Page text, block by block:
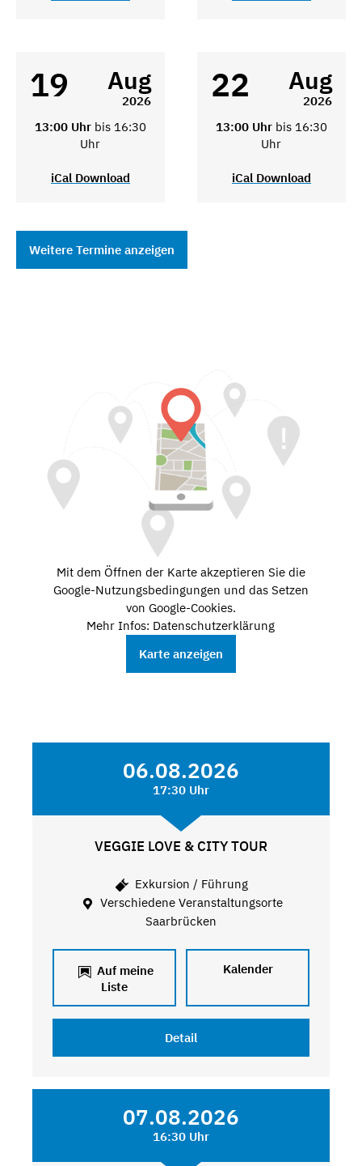
19 Aug
2026
13:00 Uhr bis 16:30
Uhr
iCal Download
22 Aug
2026
13:00 Uhr bis 16:30
Uhr
iCal Download
Weitere Termine anzeigen
Mit dem Öffnen der Karte akzeptieren Sie die
Google-Nutzungsbedingungen und das Setzen
von Google-Cookies.
Mehr Infos: Datenschutzerklärung
Karte anzeigen
06.08.2026
17:30 Uhr
VEGGIE LOVE & CITY TOUR
Exkursion / Führung
Verschiedene Veranstaltungsorte
Saarbrücken
Auf meine
Liste
Kalender
Detail
07.08.2026
16:30 Uhr